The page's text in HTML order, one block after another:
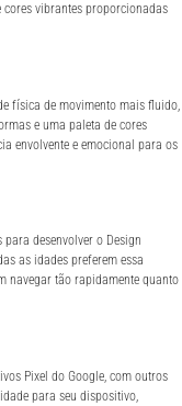
cores vibrantes proporcionadas
física de movimento mais fluido,
e uma paleta de cores
envolvente e emocional para os
desenvolver o Design
as idades preferem essa
navegar tão rapidamente quanto
Pixel do Google, com outros
para seu dispositivo,